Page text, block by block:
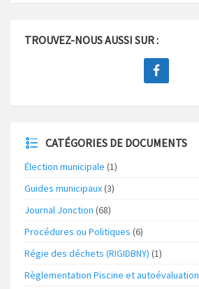
TROUVEZ-NOUS AUSSI SUR :
CATÉGORIES DE DOCUMENTS
Élection municipale (1)
Guides municipaux(3)
Journal Jonction (68)
Procédures ou Politiques (6)
Régie des déchets (RIGIDBNY) (1)
Règlementation Piscine et autoévaluation